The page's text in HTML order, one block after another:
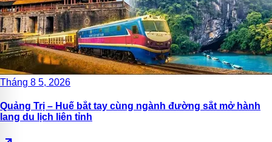
Tháng 8 5, 2026
Quảng Trị – Huế bắt tay cùng ngành đường sắt mở hành
lang du lịch liên tỉnh